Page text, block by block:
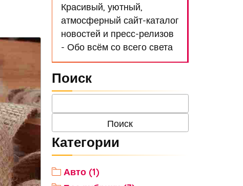
Красивый, уютный,
атмосферный сайт-каталог
новостей и пресс-релизов
- Обо всём со всего света
Поиск
Категории
Авто (1)